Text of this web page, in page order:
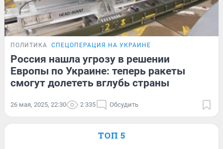
ПОЛИТИКА СПЕЦОПЕРАЦИЯ НА УКРАИНЕ
Россия нашла угрозу в решении
Европы по Украине: теперь ракеты
смогут долететь вглубь страны
26 мая, 2025, 22:30 2 335 Обсудить
ТОП 5